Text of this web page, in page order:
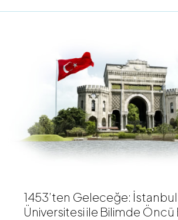
1453’ten Geleceğe: İstanbul
Üniversitesi ile Bilimde Öncü